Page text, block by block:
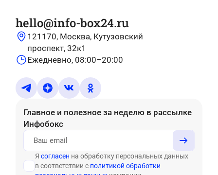
hello@info-box24.ru
121170, Москва, Кутузовский
проспект, 32к1
Ежедневно, 08:00–20:00
Главное и полезное за неделю в рассылке
Инфобокс
Я согласен на обработку персональных данных
в соответствии с политикой обработки